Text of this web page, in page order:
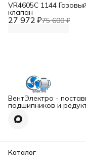
27 972 ₽75 600 ₽
VR4605С 1144 Газовый
клапан
ВентЭлектро -
подшипников и
Каталог